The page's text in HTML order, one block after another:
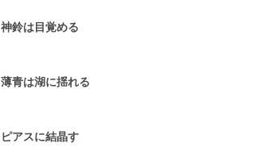
鈴は目覚める
青は湖に揺れる
アスに結晶す